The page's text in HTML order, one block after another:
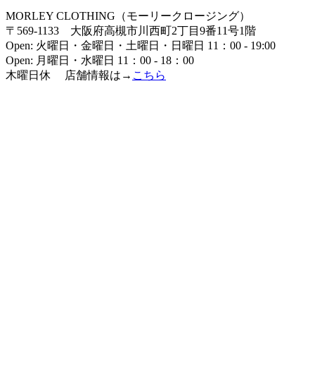
MORLEY CLOTHING（モーリークロージング）
〒569-1133 大阪府高槻市川西町2丁目9番11号1階
Open: 火曜日・金曜日・土曜日・日曜日 11：00 - 19:00
Open: 月曜日・水曜日 11：00 - 18：00
木曜日休 店舗情報は→ こちら